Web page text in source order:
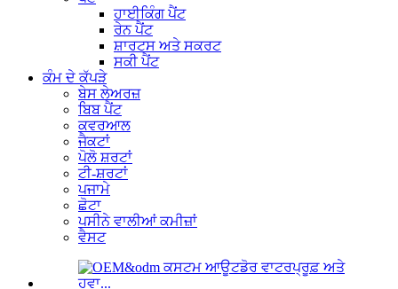
ਹਾਈਕਿੰਗ ਪੈਂਟ
ਰੇਨ ਪੈਂਟ
ਸ਼ਾਰਟਸ ਅਤੇ ਸਕਰਟ
ਸਕੀ ਪੈਂਟ
ਕੰਮ ਦੇ ਕੱਪੜੇ
ਬੇਸ ਲੇਅਰਜ਼
ਬਿਬ ਪੈਂਟ
ਕਵਰਆਲ
ਜੈਕਟਾਂ
ਪੋਲੋ ਸ਼ਰਟਾਂ
ਟੀ-ਸ਼ਰਟਾਂ
ਪਜਾਮੇ
ਛੋਟਾ
ਪਸੀਨੇ ਵਾਲੀਆਂ ਕਮੀਜ਼ਾਂ
ਵੈਸਟ